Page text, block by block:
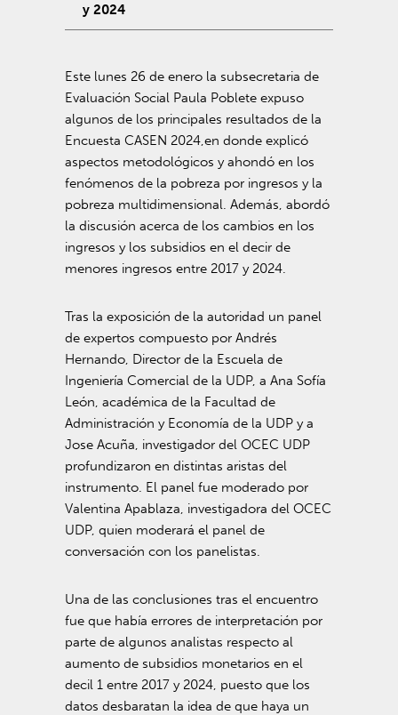
y 2024
Este lunes 26 de enero la subsecretaria de
Evaluación Social Paula Poblete expuso
algunos de los principales resultados de la
Encuesta CASEN 2024,en donde explicó
aspectos metodológicos y ahondó en los
fenómenos de la pobreza por ingresos y la
pobreza multidimensional. Además, abordó
la discusión acerca de los cambios en los
ingresos y los subsidios en el decir de
menores ingresos entre 2017 y 2024.
Tras la exposición de la autoridad un panel
de expertos compuesto por Andrés
Hernando, Director de la Escuela de
Ingeniería Comercial de la UDP, a Ana Sofía
León, académica de la Facultad de
Administración y Economía de la UDP y a
Jose Acuña, investigador del OCEC UDP
profundizaron en distintas aristas del
instrumento. El panel fue moderado por
Valentina Apablaza, investigadora del OCEC
UDP, quien moderará el panel de
conversación con los panelistas.
Una de las conclusiones tras el encuentro
fue que había errores de interpretación por
parte de algunos analistas respecto al
aumento de subsidios monetarios en el
decil 1 entre 2017 y 2024, puesto que los
datos desbaratan la idea de que haya un